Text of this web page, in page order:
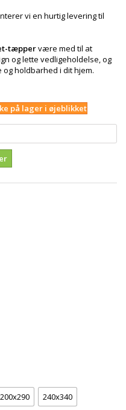
vi en hurtig levering til
tæppervære med til at
og lette vedligeholdelse, og
holdbarhed i dit hjem.
på lager i øjeblikket
200x290 240x340